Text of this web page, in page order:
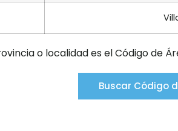
o localidad es el Código de
Buscar Código